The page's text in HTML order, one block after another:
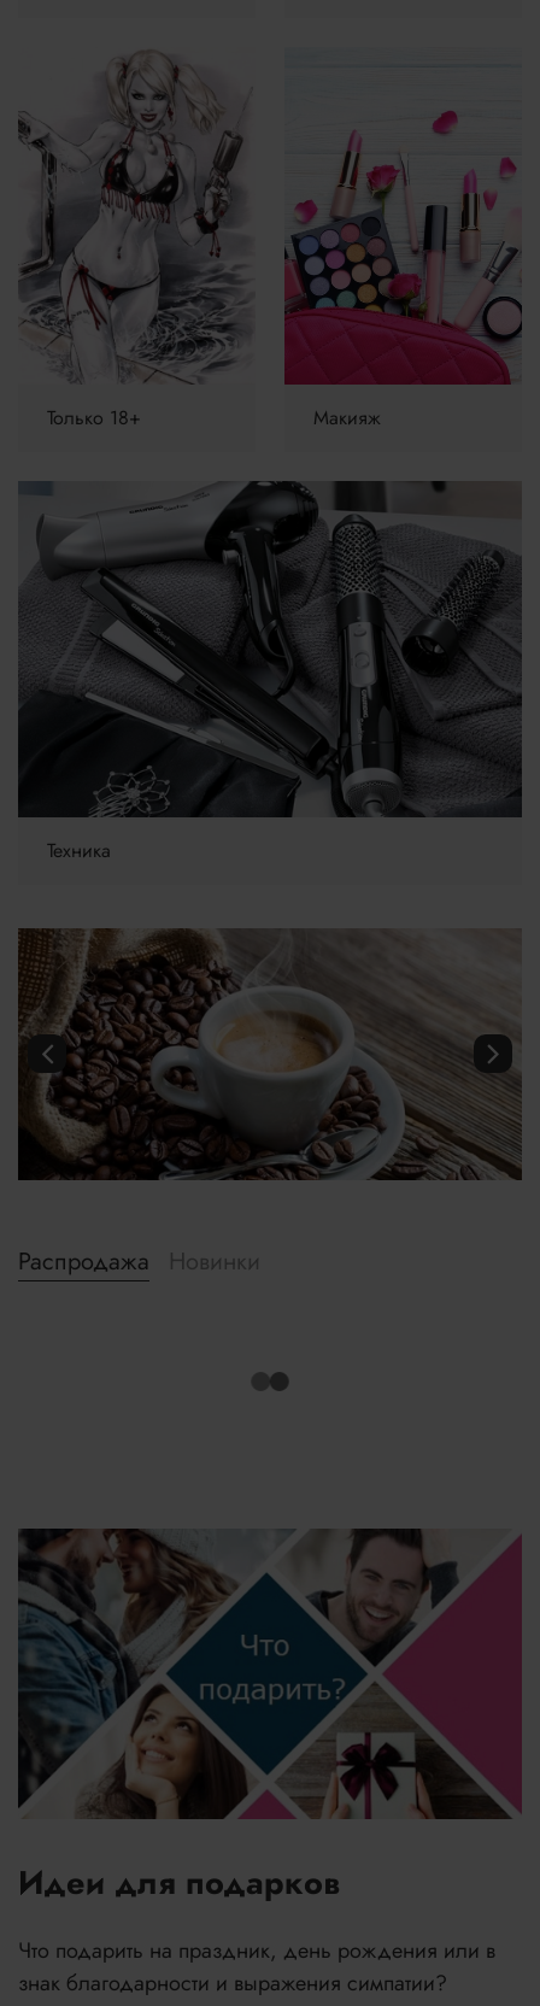
Только 18+ Макияж
Техника
Распродажа Новинки
Идеи для подарков
Что подарить на праздник, день рождения или в
знак благодарности и выражения симпатии?